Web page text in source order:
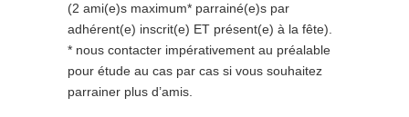
(2 ami(e)s maximum* parrainé(e)s par
adhérent(e) inscrit(e) ET présent(e) à la fête).
* nous contacter impérativement au préalable
pour étude au cas par cas si vous souhaitez
parrainer plus d’amis.